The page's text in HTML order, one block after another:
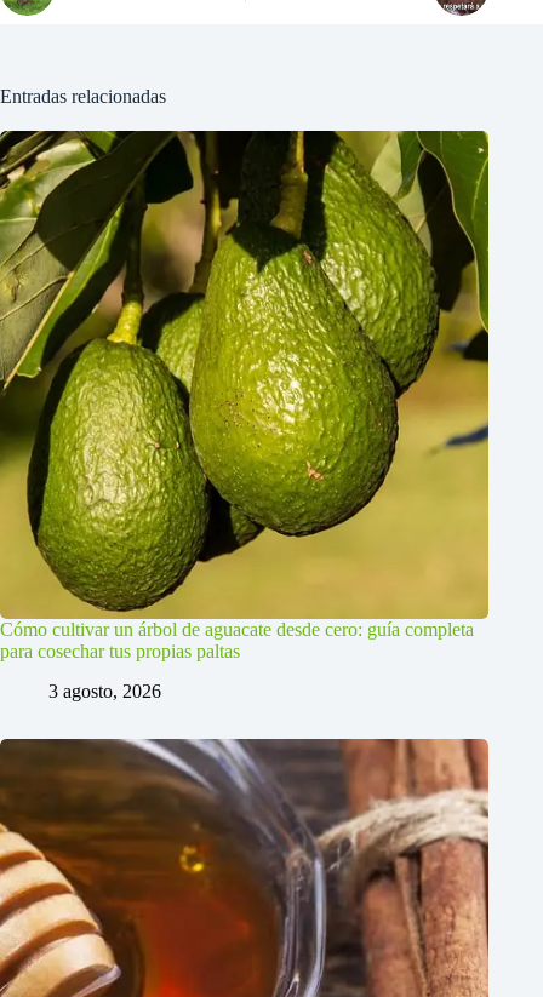
Entradas relacionadas
Cómo cultivar un árbol de aguacate desde cero: guía completa
para cosechar tus propias paltas
3 agosto, 2026